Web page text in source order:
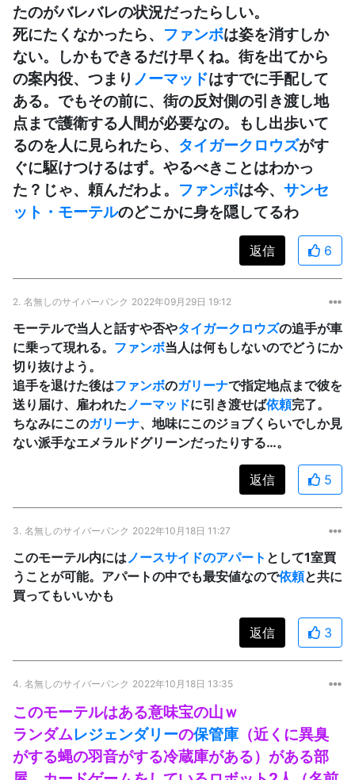
たのがバレバレの状況だったらしい。
死にたくなかったら、 ファンボは姿を消すしか
ない。しかもできるだけ早くね。街を出てから
の案内役、つまり ノーマッドはすでに手配して
ある。でもその前に、街の反対側の引き渡し地
点まで護衛する人間が必要なの。もし出歩いて
るのを人に見られたら、 タイガークロウズがす
ぐに駆けつけるはず。やるべきことはわかっ
た？じゃ、頼んだわよ。 ファンボは今、 サンセ
ット・モーテルのどこかに身を隠してるわ
返信 6
2. 名無しのサイバーパンク 2022年09月29日 19:12
モーテルで当人と話すや否やタイガークロウズの追手が車
に乗って現れる。 ファンボ当人は何もしないのでどうにか
切り抜けよう。
追手を退けた後はファンボのガリーナで指定地点まで彼を
送り届け、雇われた ノーマッドに引き渡せば依頼完了。
ちなみにこのガリーナ、地味にこのジョブくらいでしか見
ない派手なエメラルドグリーンだったりする…。
返信 5
3. 名無しのサイバーパンク 2022年10月18日 11:27
このモーテル内には ノースサイドのアパート として1室買
うことが可能。アパートの中でも最安値なので依頼と共に
買ってもいいかも
返信 3
4. 名無しのサイバーパンク 2022年10月18日 13:35
このモーテルはある意味宝の山ｗ
ランダムレジェンダリーの保管庫 （近くに異臭
がする蝿の羽音がする冷蔵庫がある）がある部